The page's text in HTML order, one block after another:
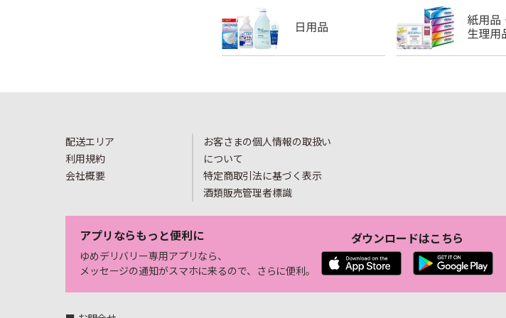
配送エリア
利用規約
会社概要
お客さまの個人情報の取扱い
について
特定商取引法に基づく表示
酒類販売管理者標識
アプリならもっと便利に
ゆめデリバリー専用アプリなら、
メッセージの通知がスマホに来るので、さらに便利。
ダウンロードはこちら